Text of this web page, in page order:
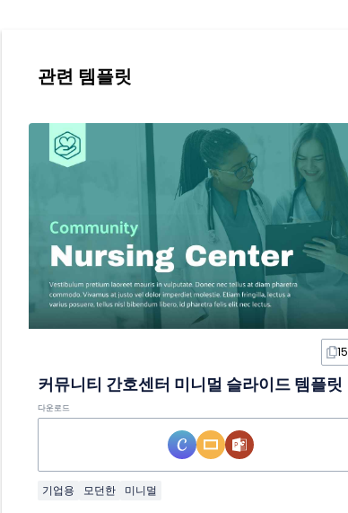
관련 템플릿
15
커뮤니티 간호센터 미니멀 슬라이드 템플릿
다운로드
기업용 모던한 미니멀